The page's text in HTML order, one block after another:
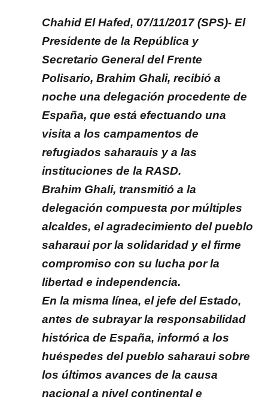
Chahid El Hafed, 07/11/2017 (SPS)- El
Presidente de la República y
Secretario General del Frente
Polisario, Brahim Ghali, recibió a
noche una delegación procedente de
España, que está efectuando una
visita a los campamentos de
refugiados saharauis y a las
instituciones de la RASD.
Brahim Ghali, transmitió a la
delegación compuesta por múltiples
alcaldes, el agradecimiento del pueblo
saharaui por la solidaridad y el firme
compromiso con su lucha por la
libertad e independencia.
En la misma línea, el jefe del Estado,
antes de subrayar la responsabilidad
histórica de España, informó a los
huéspedes del pueblo saharaui sobre
los últimos avances de la causa
nacional a nivel continental e